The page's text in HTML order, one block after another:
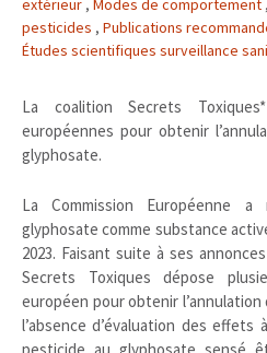
extérieur , Modes de comportement ,
pesticides , Publications
Études scientifiques surveillance
La coalition Secrets
européennes pour obtenir
glyphosate.
La Commission Européenne a
glyphosate comme substance
2023. Faisant suite à ses
Secrets Toxiques dépose
européen pour obtenir
l’absence d’évaluation des effets